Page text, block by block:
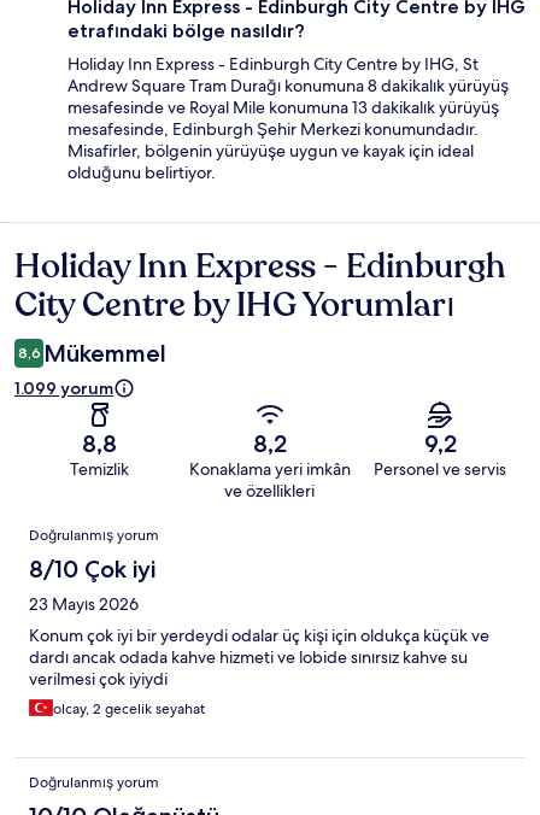
Holiday Inn Express - Edinburgh City Centre by IHG
etrafındaki bölge nasıldır?
Holiday Inn Express - Edinburgh City Centre by IHG, St
Andrew Square Tram Durağı konumuna 8 dakikalık yürüyüş
mesafesinde ve Royal Mile konumuna 13 dakikalık yürüyüş
mesafesinde, Edinburgh Şehir Merkezi konumundadır.
Misafirler, bölgenin yürüyüşe uygun ve kayak için ideal
olduğunu belirtiyor.
Yorumlar
Holiday Inn Express - Edinburgh
City Centre by IHG Yorumları
8,6 Mükemmel
1.099 yorum
8,8
Temizlik
8,2
Konaklama yeri imkân
ve özellikleri
9,2
Personel ve servis
Yorumlar
Doğrulanmış yorum
8/10 Çok iyi
23 Mayıs 2026
Konum çok iyi bir yerdeydi odalar üç kişi için oldukça küçük ve
dardı ancak odada kahve hizmeti ve lobide sınırsız kahve su
verilmesi çok iyiydi
olcay, 2 gecelik seyahat
Doğrulanmış yorum